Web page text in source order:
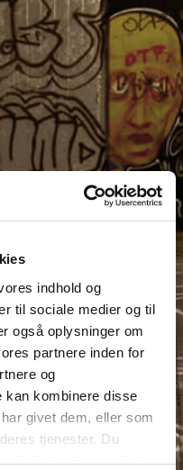
indhold og
til sociale medier og til
også oplysninger om
partnere inden for
og
kan kombinere disse
givet dem, eller som
tjenester. Du
du fortsætter med at